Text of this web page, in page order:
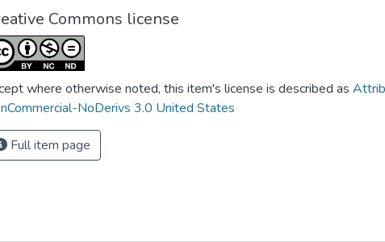
Commons license
where otherwise noted, this item's license is described as
NoDerivs 3.0 United States
Full item page